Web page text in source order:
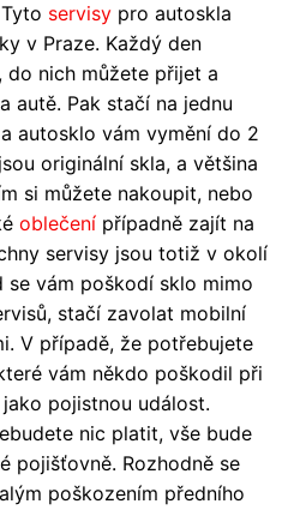
servisy pro autoskla
v Praze. Každý den
do nich můžete přijet a
autě. Pak stačí na jednu
autosklo vám vymění do 2
originální skla, a většina
si můžete nakoupit, nebo
oblečení případně zajít na
servisy jsou totiž v okolí
se vám poškodí sklo mimo
stačí zavolat mobilní
V případě, že potřebujete
vám někdo poškodil při
pojistnou událost.
nic platit, vše bude
pojišťovně. Rozhodně se
poškozením předního